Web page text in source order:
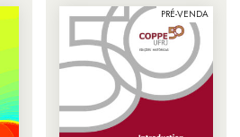
PRÉ-VENDA